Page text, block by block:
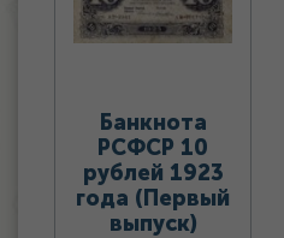
Банкнота
РСФСР 10
рублей 1923
года (Первый
выпуск)